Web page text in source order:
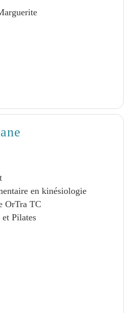
en kinésiologie
OrTra TC
et Pilates